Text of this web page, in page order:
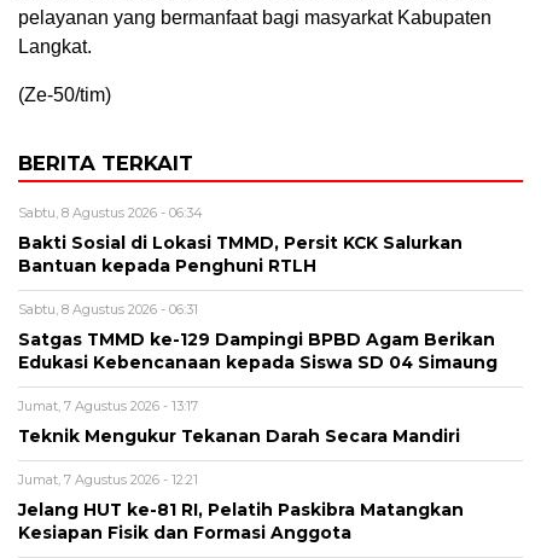
pelayanan yang bermanfaat bagi masyarkat Kabupaten
Langkat.
(Ze-50/tim)
BERITA TERKAIT
Sabtu, 8 Agustus 2026 - 06:34
Bakti Sosial di Lokasi TMMD, Persit KCK Salurkan
Bantuan kepada Penghuni RTLH
Sabtu, 8 Agustus 2026 - 06:31
Satgas TMMD ke-129 Dampingi BPBD Agam Berikan
Edukasi Kebencanaan kepada Siswa SD 04 Simaung
Jumat, 7 Agustus 2026 - 13:17
Teknik Mengukur Tekanan Darah Secara Mandiri
Jumat, 7 Agustus 2026 - 12:21
Jelang HUT ke-81 RI, Pelatih Paskibra Matangkan
Kesiapan Fisik dan Formasi Anggota